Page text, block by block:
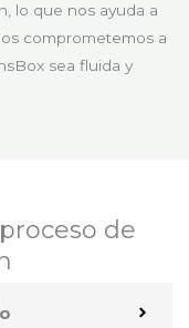
lo que nos ayuda a
comprometemos a
sea fluida y
de